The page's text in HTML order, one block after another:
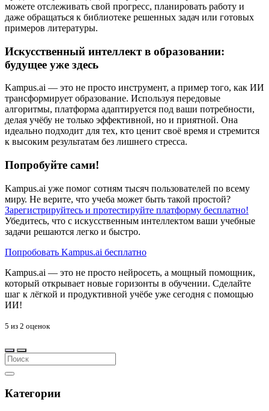
можете отслеживать свой прогресс, планировать работу и
даже обращаться к библиотеке решенных задач или готовых
примеров литературы.
Искусственный интеллект в образовании:
будущее уже здесь
Kampus.ai — это не просто инструмент, а пример того, как ИИ
трансформирует образование. Используя передовые
алгоритмы, платформа адаптируется под ваши потребности,
делая учёбу не только эффективной, но и приятной. Она
идеально подходит для тех, кто ценит своё время и стремится
к высоким результатам без лишнего стресса.
Попробуйте сами!
Kampus.ai уже помог сотням тысяч пользователей по всему
миру. Не верите, что учеба может быть такой простой?
Зарегистрируйтесь и протестируйте платформу бесплатно!
Убедитесь, что с искусственным интеллектом ваши учебные
задачи решаются легко и быстро.
Попробовать Kampus.ai бесплатно
Kampus.ai — это не просто нейросеть, а мощный помощник,
который открывает новые горизонты в обучении. Сделайте
шаг к лёгкой и продуктивной учёбе уже сегодня с помощью
ИИ!
5 из 2 оценок
Категории